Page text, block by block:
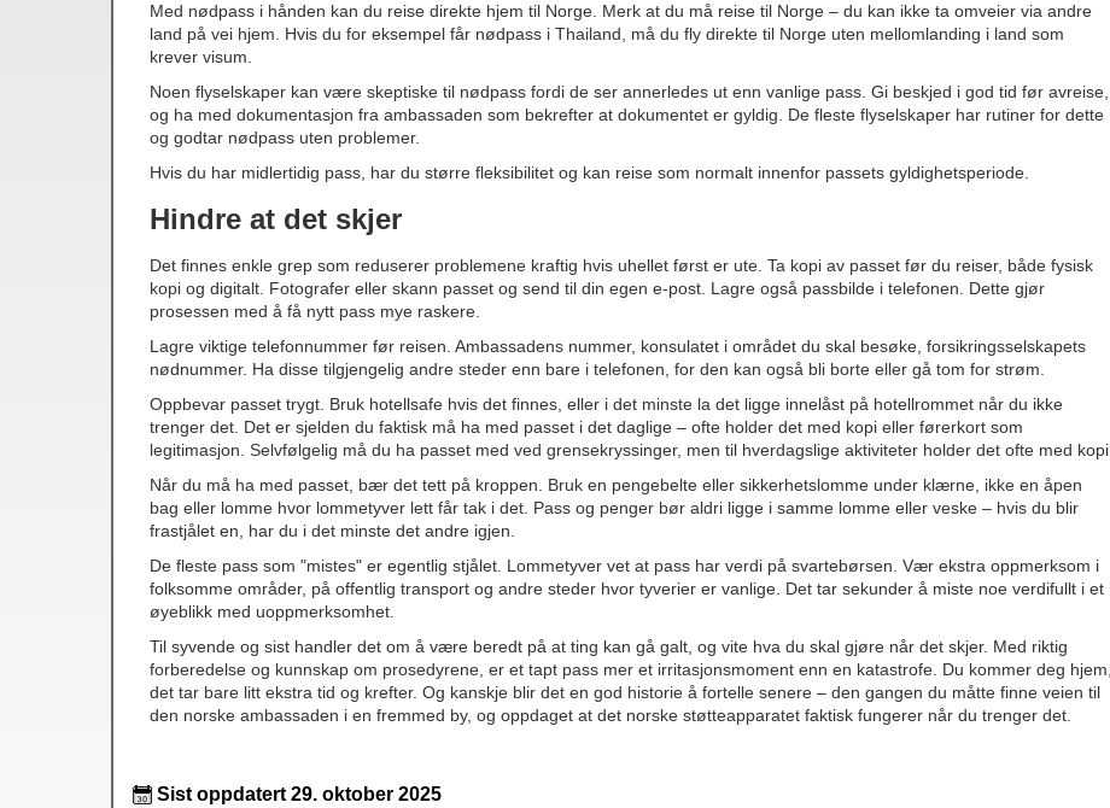
Med nødpass i hånden kan du reise direkte hjem til Norge. Merk at du må reise til Norge – du kan ikke ta omveier via andre
land på vei hjem. Hvis du for eksempel får nødpass i Thailand, må du fly direkte til Norge uten mellomlanding i land som
krever visum.
Noen flyselskaper kan være skeptiske til nødpass fordi de ser annerledes ut enn vanlige pass. Gi beskjed i god tid før avreise,
og ha med dokumentasjon fra ambassaden som bekrefter at dokumentet er gyldig. De fleste flyselskaper har rutiner for dette
og godtar nødpass uten problemer.
Hvis du har midlertidig pass, har du større fleksibilitet og kan reise som normalt innenfor passets gyldighetsperiode.
Hindre at det skjer
Det finnes enkle grep som reduserer problemene kraftig hvis uhellet først er ute. Ta kopi av passet før du reiser, både fysisk
kopi og digitalt. Fotografer eller skann passet og send til din egen e-post. Lagre også passbilde i telefonen. Dette gjør
prosessen med å få nytt pass mye raskere.
Lagre viktige telefonnummer før reisen. Ambassadens nummer, konsulatet i området du skal besøke, forsikringsselskapets
nødnummer. Ha disse tilgjengelig andre steder enn bare i telefonen, for den kan også bli borte eller gå tom for strøm.
Oppbevar passet trygt. Bruk hotellsafe hvis det finnes, eller i det minste la det ligge innelåst på hotellrommet når du ikke
trenger det. Det er sjelden du faktisk må ha med passet i det daglige – ofte holder det med kopi eller førerkort som
legitimasjon. Selvfølgelig må du ha passet med ved grensekryssinger, men til hverdagslige aktiviteter holder det ofte med kopi.
Når du må ha med passet, bær det tett på kroppen. Bruk en pengebelte eller sikkerhetslomme under klærne, ikke en åpen
bag eller lomme hvor lommetyver lett får tak i det. Pass og penger bør aldri ligge i samme lomme eller veske – hvis du blir
frastjålet en, har du i det minste det andre igjen.
De fleste pass som "mistes" er egentlig stjålet. Lommetyver vet at pass har verdi på svartebørsen. Vær ekstra oppmerksom i
folksomme områder, på offentlig transport og andre steder hvor tyverier er vanlige. Det tar sekunder å miste noe verdifullt i et
øyeblikk med uoppmerksomhet.
Til syvende og sist handler det om å være beredt på at ting kan gå galt, og vite hva du skal gjøre når det skjer. Med riktig
forberedelse og kunnskap om prosedyrene, er et tapt pass mer et irritasjonsmoment enn en katastrofe. Du kommer deg hjem,
det tar bare litt ekstra tid og krefter. Og kanskje blir det en god historie å fortelle senere – den gangen du måtte finne veien til
den norske ambassaden i en fremmed by, og oppdaget at det norske støtteapparatet faktisk fungerer når du trenger det.
Sist oppdatert 29. oktober 2025